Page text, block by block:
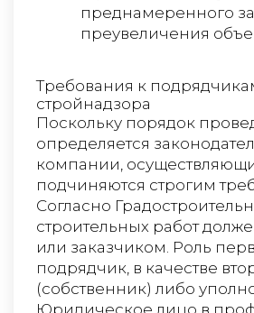
преднамеренного
преувеличения
Требования к
стройнадзора
Поскольку порядок
определяется
компании,
подчиняются строгим
Согласно
строительных работ
или заказчиком. Роль
подрядчик, в качестве
(собственник) либо
Юридическое лицо в